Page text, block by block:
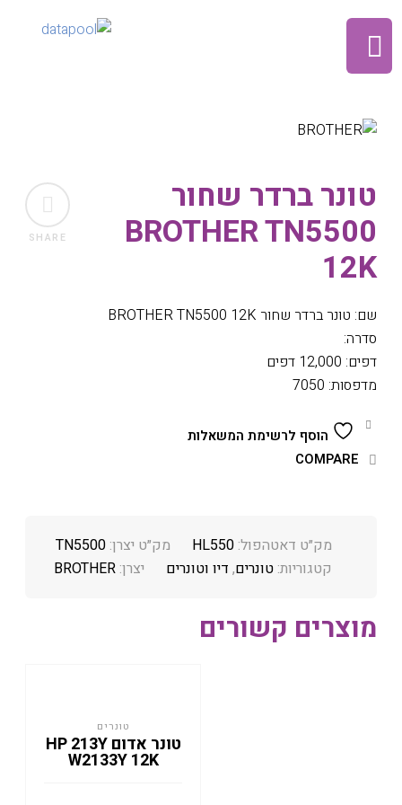
SHARE
טונר ברדר שחור
BROTHER TN5500
12K
שם: טונר ברדר שחור BROTHER TN5500 12K
סדרה:
דפים: 12,000 דפים
מדפסות: 7050
הוסף לרשימת המשאלות
COMPARE
מק״ט דאטהפול:HL550 מק״ט יצרן:TN5500
קטגוריות:טונרים, דיו וטונרים יצרן:BROTHER
מוצרים קשורים
טונרים
טונר אדום HP 213Y
W2133Y 12K